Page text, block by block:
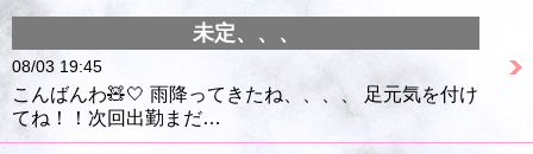
未定、、、
08/03 19:45
こんばんわ🧸🤍 雨降ってきたね、、、、 足元気を付け
てね！！次回出勤まだ…